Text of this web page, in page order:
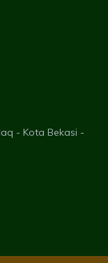
- Kota Bekasi -